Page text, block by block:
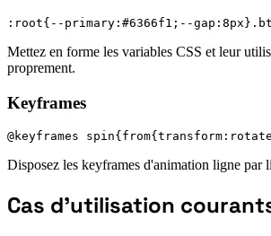
:root{--primary:#6366f1;--
Mettez en forme les variables CSS et leur
proprement.
Keyframes
@keyframes
Disposez les keyframes d'animation ligne par
Cas d'utilisation